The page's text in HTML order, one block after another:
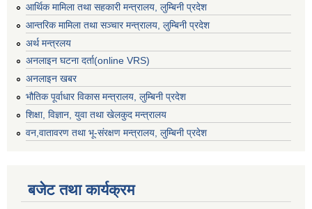
आर्थिक मामिला तथा सहकारी मन्त्रालय, लुम्बिनी प्रदेश
आन्तरिक मामिला तथा सञ्चार मन्त्रालय, लुम्बिनी प्रदेश
अर्थ मन्त्रलय
अनलाइन घटना दर्ता(online VRS)
अनलाइन खबर
भौतिक पूर्वाधार विकास मन्त्रालय, लुम्बिनी प्रदेश
शिक्षा, विज्ञान, युवा तथा खेलकुद मन्‍‍त्रालय
वन,वातावरण तथा भू-संरक्षण मन्त्रालय, लुम्बिनी प्रदेश
बजेट तथा कार्यक्रम